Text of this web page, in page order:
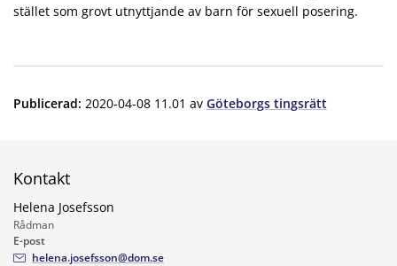
stället som grovt utnyttjande av barn för sexuell posering.
Publicerad: 2020-04-08 11.01 av Göteborgs tingsrätt
Kontakt
Helena Josefsson
Rådman
E-post
helena.josefsson@dom.se